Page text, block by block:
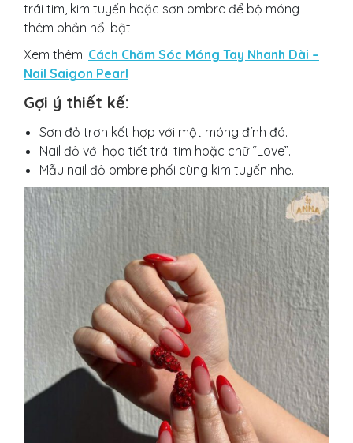
trái tim, kim tuyến hoặc sơn ombre để bộ móng
thêm phần nổi bật.
Xem thêm: Cách Chăm Sóc Móng Tay Nhanh Dài –
Nail Saigon Pearl
Gợi ý thiết kế:
Sơn đỏ trơn kết hợp với một móng đính đá.
Nail đỏ với họa tiết trái tim hoặc chữ “Love”.
Mẫu nail đỏ ombre phối cùng kim tuyến nhẹ.